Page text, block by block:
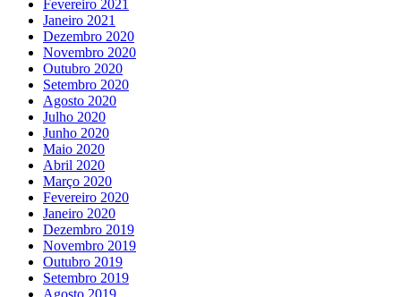
Fevereiro 2021
Janeiro 2021
Dezembro 2020
Novembro 2020
Outubro 2020
Setembro 2020
Agosto 2020
Julho 2020
Junho 2020
Maio 2020
Abril 2020
Março 2020
Fevereiro 2020
Janeiro 2020
Dezembro 2019
Novembro 2019
Outubro 2019
Setembro 2019